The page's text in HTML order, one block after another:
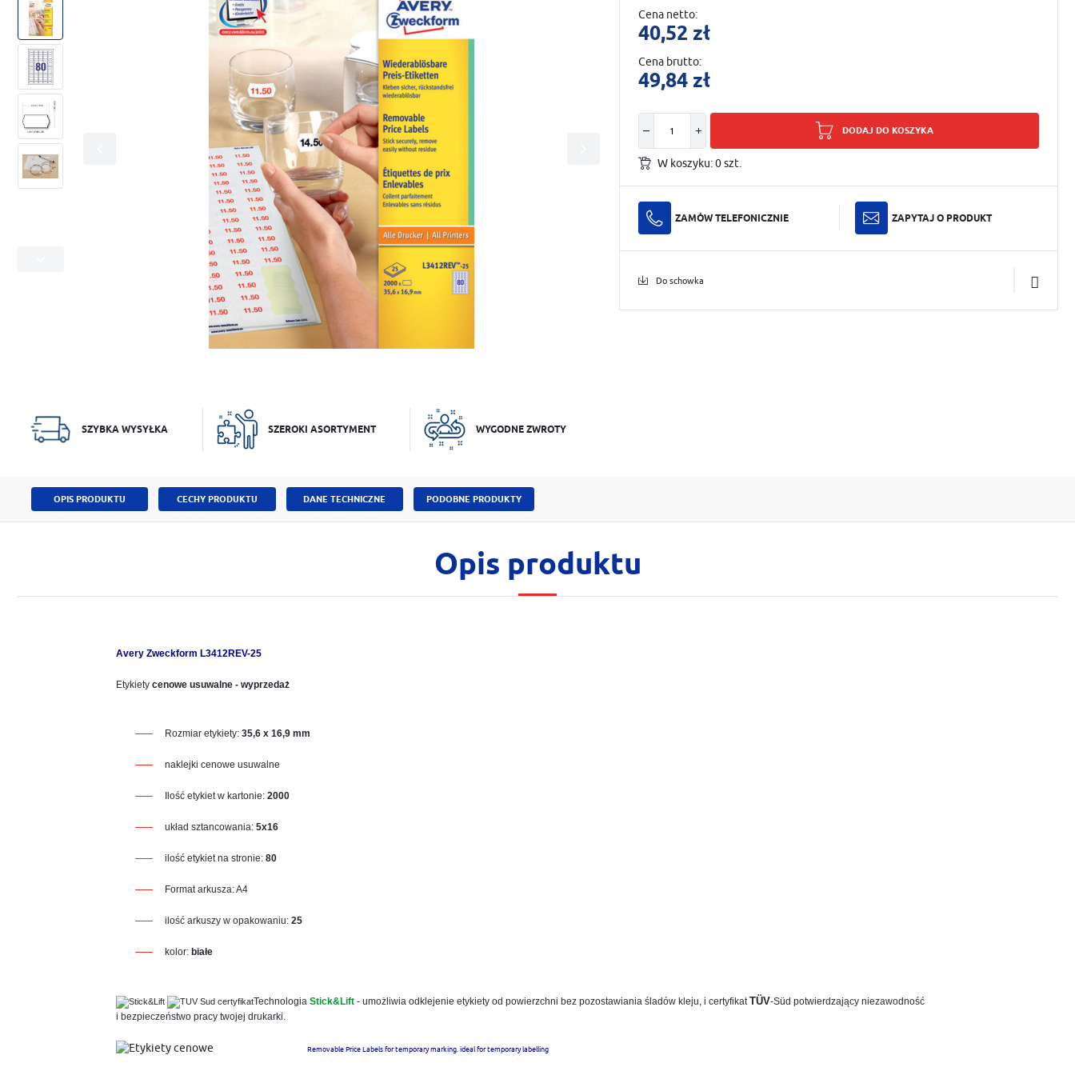
Office & Home
Adresowe i wysyłkowe
Metkownice
Folie specjalistyczne
SZYBKA WYSYŁKA SZEROKI ASORTYMENT WYGODNE ZWROTY
Cena netto:
40,52 zł
Cena brutto:
49,84 zł
DODAJ DO KOSZYKA
W koszyku:0szt.
ZAMÓW TELEFONICZNIE ZAPYTAJ O PRODUKT
Do schowka
OPIS PRODUKTU CECHY PRODUKTU DANE TECHNICZNE PODOBNE PRODUKTY
Opis produktu
Avery Zweckform L3412REV-25
Etykietycenowe usuwalne - wyprzedaż
Rozmiar etykiety:35,6 x 16,9 mm
naklejki cenowe usuwalne
Ilość etykiet w kartonie:2000
układ sztancowania:5x16
ilość etykiet na stronie: 80
Format arkusza: A4
ilość arkuszy w opakowaniu:25
kolor: białe
Technologia Stick&Lift- umożliwia odklejenie etykiety od powierzchni bez pozostawiania śladów kleju, i certyfikatTÜV-Süd potwierdzający niezawodność
i bezpieczeństwo pracy twojej drukarki.
Removable Price Labels for temporary marking. ideal for temporary labelling